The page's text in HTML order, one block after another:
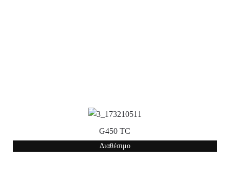
G450 TC
Διαθέσιμο